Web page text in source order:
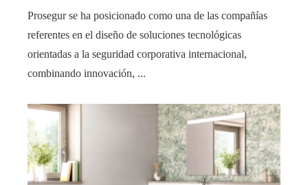
Prosegur se ha posicionado como una de las compañías
referentes en el diseño de soluciones tecnológicas
orientadas a la seguridad corporativa internacional,
combinando innovación, ...